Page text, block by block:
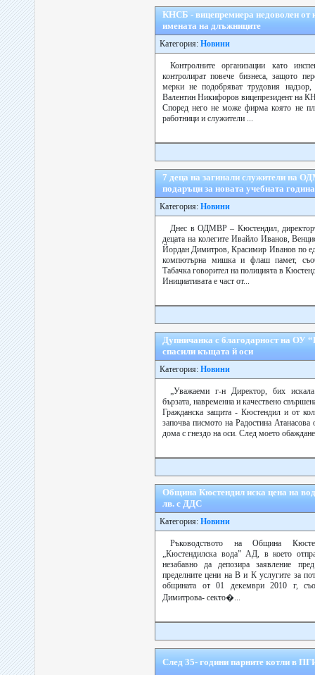
КНСБ - вицепремиера недоволен от
имената на длъжниците
Категория: Новини
Контролните организации като
контролират повече бизнеса, защото
мерки не подобряват трудовия
Валентин Никифоров вицепрезидент на
Според него не може фирма която не
работници и служители ...
7 деца на загинали служители на
подаръци за новата учебната година
Категория: Новини
Днес в ОДМВР – Кюстендил,
децата на колегите Ивайло Иванов,
Йордан Димитров, Красимир Иванов по
компютърна мишка и флаш памет,
Табачка говорител на полицията в
Инициативата е част от...
Дупничанка с благодарност на ОУ
спасили къщата й оси
Категория: Новини
„Уважаеми г-н Директор, бих
бързата, навременна и качествено
Гражданска защита - Кюстендил и от
започва писмото на Радостина
дома с гнездо на оси. След моето
Община Кюстендил иска цена на
лв. с ДДС
Категория: Новини
Ръководството на Община
„Кюстендилска вода” АД, в което
незабавно да депозира заявление
пределните цени на В и К услугите за
общината от 01 декември 2010 г,
Димитрова- секто�...
След 35- години парните котли в